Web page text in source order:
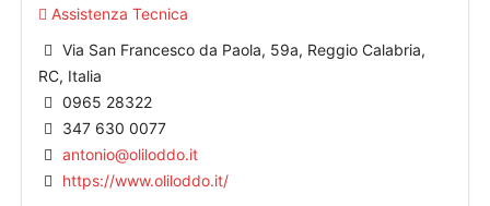
Assistenza Tecnica
Via San Francesco da Paola, 59a, Reggio Calabria,
RC, Italia
0965 28322
347 630 0077
antonio@oliloddo.it
https://www.oliloddo.it/